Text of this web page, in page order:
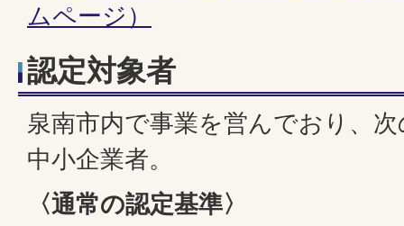
ムページ）
認定対象者
泉南市内で事業を営んでおり、
中小企業者。
〈通常の認定基準〉